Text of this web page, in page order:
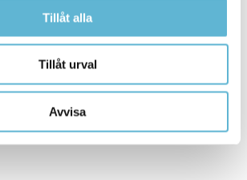
Tillåt alla
Tillåt urval
Avvisa